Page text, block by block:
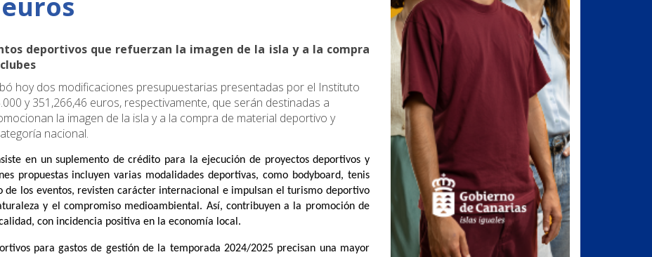
deportivos que refuerzan la imagen de la isla y a la compra
hoy dos modificaciones presupuestarias presentadas por el Instituto
y 351,266,46 euros, respectivamente, que serán destinadas a
la imagen de la isla y a la compra de material deportivo y
nacional.
en un suplemento de crédito para la ejecución de proyectos deportivos y
propuestas incluyen varias modalidades deportivas, como bodyboard, tenis
de los eventos, revisten carácter internacional e impulsan el turismo deportivo
y el compromiso medioambiental. Así, contribuyen a la promoción de
con incidencia positiva en la economía local.
para gastos de gestión de la temporada 2024/2025 precisan una mayor